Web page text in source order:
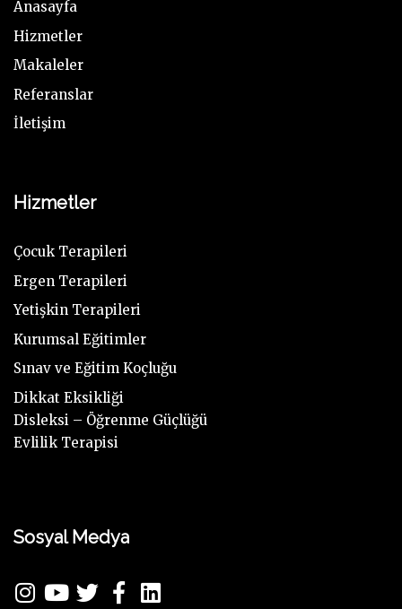
Anasayfa
Hizmetler
Makaleler
Referanslar
İletişim
Hizmetler
Çocuk Terapileri
Ergen Terapileri
Yetişkin Terapileri
Kurumsal Eğitimler
Sınav ve Eğitim Koçluğu
Dikkat Eksikliği
Disleksi – Öğrenme Güçlüğü
Evlilik Terapisi
Sosyal Medya